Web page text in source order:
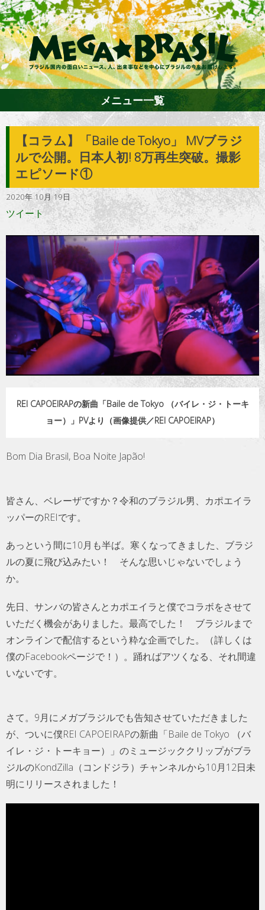
ホーム
ファション
エンターテイメント
グルメ
トラベル
サッカー
PEOPLE
ビジネス
コラム
メニュー一覧
【コラム】「Baile de Tokyo」 MVブラジ
ルで公開。日本人初! 8万再生突破。撮影
エピソード①
2020年 10月 19日
ツイート
REI CAPOEIRAPの新曲「Baile de Tokyo （バイレ・ジ・トーキ
ョー）」PVより（画像提供／REI CAPOEIRAP）
Bom Dia Brasil, Boa Noite Japão!
皆さん、ベレーザですか？令和のブラジル男、カポエイラ
ッパーのREIです。
あっという間に10月も半ば。寒くなってきました、ブラジ
ルの夏に飛び込みたい！ そんな思いじゃないでしょう
か。
先日、サンバの皆さんとカポエイラと僕でコラボをさせて
いただく機会がありました。最高でした！ ブラジルまで
オンラインで配信するという粋な企画でした。（詳しくは
僕のFacebookページで！）。踊ればアツくなる、それ間違
いないです。
さて。9月にメガブラジルでも告知させていただきました
が、ついに僕REI CAPOEIRAPの新曲「Baile de Tokyo （バ
イレ・ジ・トーキョー）」のミュージッククリップがブラ
ジルのKondZilla（コンドジラ）チャンネルから10月12日未
明にリリースされました！